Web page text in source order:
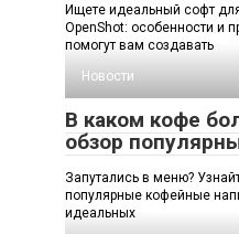
Ищете идеальный софт
OpenShot: особенности и
помогут вам создавать
Новости
В каком кофе
обзор
Запутались в меню?
популярные кофейные
идеальных